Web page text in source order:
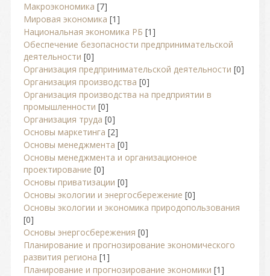
Макроэкономика [7]
Мировая экономика [1]
Национальная экономика РБ [1]
Обеспечение безопасности предпринимательской
деятельности [0]
Организация предпринимательской деятельности [0]
Организация производства [0]
Организация производства на предприятии в
промышленности [0]
Организация труда [0]
Основы маркетинга [2]
Основы менеджмента [0]
Основы менеджмента и организационное
проектирование [0]
Основы приватизации [0]
Основы экологии и энергосбережение [0]
Основы экологии и экономика природопользования
[0]
Основы энергосбережения [0]
Планирование и прогнозирование экономического
развития региона [1]
Планирование и прогнозирование экономики [1]